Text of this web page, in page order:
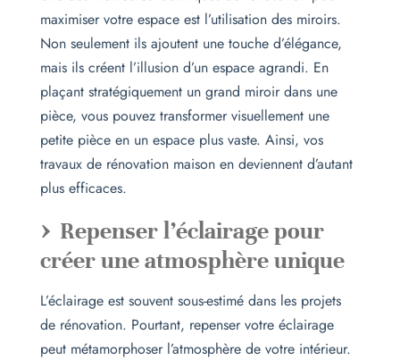
maximiser votre espace est l’utilisation des miroirs.
Non seulement ils ajoutent une touche d’élégance,
mais ils créent l’illusion d’un espace agrandi. En
plaçant stratégiquement un grand miroir dans une
pièce, vous pouvez transformer visuellement une
petite pièce en un espace plus vaste. Ainsi, vos
travaux de rénovation maison en deviennent d’autant
plus efficaces.
Repenser l’éclairage pour
créer une atmosphère unique
L’éclairage est souvent sous-estimé dans les projets
de rénovation. Pourtant, repenser votre éclairage
peut métamorphoser l’atmosphère de votre intérieur.